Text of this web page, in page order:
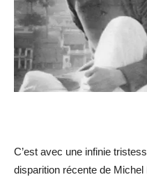
C’est avec une infinie
disparition récente de